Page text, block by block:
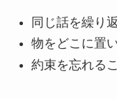
同じ話を繰り
物をどこに置
約束を忘れる